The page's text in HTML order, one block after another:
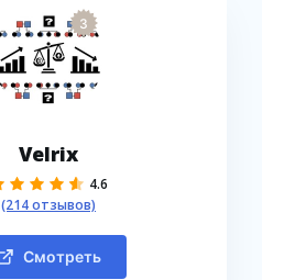
3
Velrix
4.6
(214 отзывов)
Смотреть